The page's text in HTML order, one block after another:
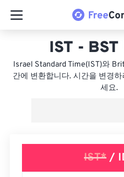
IST - BST
Israel Standard Time(IST)와
간에 변환합니다. 시간을 변경
세요.
IST*/